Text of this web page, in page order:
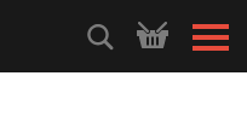
HLEDEJ